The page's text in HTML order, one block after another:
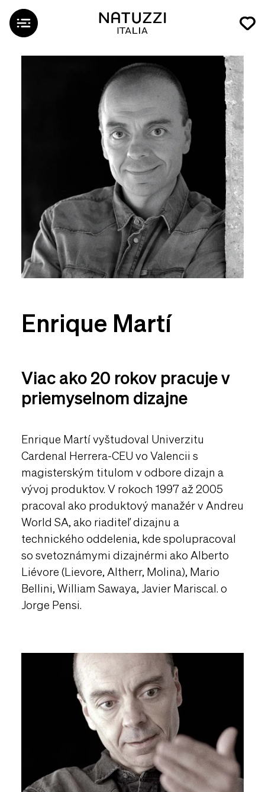
Enrique Martí
Viac ako 20 rokov pracuje v
priemyselnom dizajne
Enrique Martí vyštudoval Univerzitu
Cardenal Herrera-CEU vo Valencii s
magisterským titulom v odbore dizajn a
vývoj produktov. V rokoch 1997 až 2005
pracoval ako produktový manažér v Andreu
World SA, ako riaditeľ dizajnu a
technického oddelenia, kde spolupracoval
so svetoznámymi dizajnérmi ako Alberto
Liévore (Lievore, Altherr, Molina), Mario
Bellini, William Sawaya, Javier Mariscal. o
Jorge Pensi.